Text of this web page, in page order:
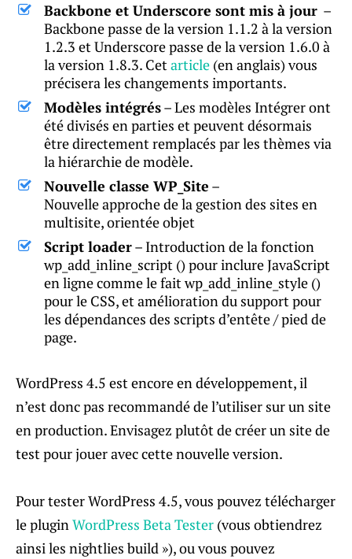
Backbone et Underscore sont mis à jour –
Backbone passe de la version 1.1.2 à la version
1.2.3 et Underscore passe de la version 1.6.0 à
la version 1.8.3. Cetarticle (en anglais) vous
précisera les changements importants.
Modèles intégrés– Les modèles Intégrer ont
été divisés en parties et peuvent désormais
être directement remplacés par les thèmes via
la hiérarchie de modèle.
Nouvelle classe WP_Site –
Nouvelle approche de la gestion des sites en
multisite, orientée objet
Script loader– Introduction de la fonction
wp_add_inline_script () pour inclure JavaScript
en ligne comme le fait wp_add_inline_style ()
pour le CSS, et amélioration du support pour
les dépendances des scripts d’entête / pied de
page.
WordPress 4.5 est encore en développement, il
n’est donc pas recommandé de l’utiliser sur un site
en production. Envisagez plutôt de créer un site de
test pour jouer avec cette nouvelle version.
Pour tester WordPress 4.5, vous pouvez télécharger
le pluginWordPress Beta Tester (vous obtiendrez
ainsi les nightlies build »), ou vous pouvez